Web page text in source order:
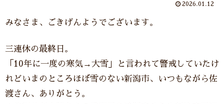
2026.01.12
みなさま、ごきげんようでございます。
三連休の最終日。
「10年に一度の寒気→大雪」と言われて警戒していたけ
れどいまのところほぼ雪のない新潟市、いつもながら佐
渡さん、ありがとう。